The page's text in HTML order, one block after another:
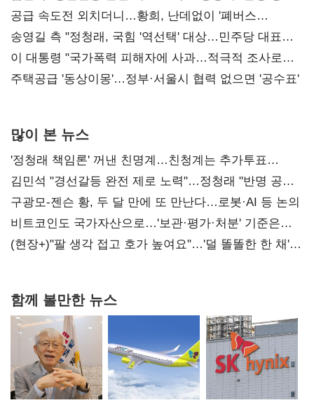
사과부터"
공급 속도전 외치더니…황희, 난데없이 '폐버스
리모델링' 제안
송영길 측 "정청래, 국힘 '역선택' 대상…민주당 대표로
총선 지휘 못해"
이 대통령 "국가폭력 피해자에 사과…적극적 조사로
진실 밝혀야"
주택공급 '동상이몽'…정부·서울시 협력 없으면 '공수표'
많이 본 뉴스
'정청래 책임론' 꺼낸 친명계…친청계는 추가투표
때리기
김민석 "경선갈등 완전 제로 노력"…정청래 "반명 공세
사과부터"
구광모-젠슨 황, 두 달 만에 또 만난다…로봇·AI 등 논의
비트코인도 국가자산으로…'보관·평가·처분' 기준은
숙제
(현장+)"팔 생각 접고 호가 높여요"…'덜 똘똘한 한 채'
함께 볼만한 뉴스